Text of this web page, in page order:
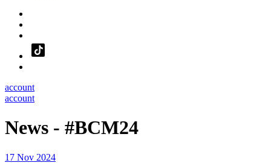
account
account
News - #BCM24
17 Nov 2024